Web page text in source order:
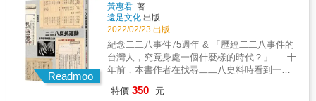
事，為臺灣的轉型正義提供了重要的歷史證
言。他堅信：「這段苦難，不能也不應該被忘
記。唯有尊重人權，帶著愛與關懷，世界才會
有真正的和平，悲劇才不會再度重演」。
創傷不只影響下一代，也會藉由代間遺傳，影
響孫輩。作為白色恐怖受難者的第三代，從遺
傳解釋與創傷書寫中，似乎找到長久以來面對
困惑的安身方式。 本書收錄黃溫恭案件相關檔
案史料、家族相片及書信；並由白色恐怖研究
者林傳凱以張旖容多年好友身分撰寫〈迷霧中
章。 &
「戰後台灣工潮的第一朵浪花」。 & 然而，這
群台灣戰後工人運動的先鋒，在白色恐怖年代
的風聲鶴唳中，無一倖免成了威權統治下的政
治犯，共有33名郵電工人遭到逮捕、判刑監禁
長達15年，而領導他們的台灣郵務工會「國語
補習班」教師計梅真和錢靜芝，則雙雙遭到槍
決。這個案件，就是1950年爆發的「台灣省工
Readmoo
黃惠君 著
遠足文化 出版
2022/02/23 出版
紀念二二八事件75週年 & 「歷經二二八事件的
台灣人，究竟身處一個什麼樣的時代？」 十
年前，本書作者在找尋二二八史料時看到一則
版標題「台南市民大會要求立即實施市長民
特價 350 元